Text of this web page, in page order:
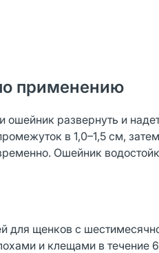
применению
ошейник развернуть и
в 1,0–1,5 см,
Ошейник
для щенков с
и клещами в течение